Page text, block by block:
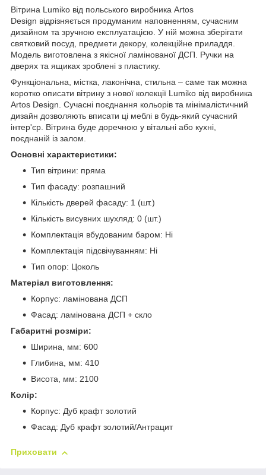
Вітрина Lumiko від польського виробника Artos
Design відрізняється продуманим наповненням, сучасним
дизайном та зручною експлуатацією. У ній можна зберігати
святковий посуд, предмети декору, колекційне приладдя.
Модель виготовлена з якісної ламінованої ДСП. Ручки на
дверях та ящиках зроблені з пластику.
Функціональна, містка, лаконічна, стильна – саме так можна
коротко описати вітрину з нової колекції Lumiko від виробника
Artos Design. Сучасні поєднання кольорів та мінімалістичний
дизайн дозволяють вписати ці меблі в будь-який сучасний
інтер'єр. Вітрина буде доречною у вітальні або кухні,
поєднаній із залом.
Основні характеристики:
Тип вітрини: пряма
Тип фасаду: розпашний
Кількість дверей фасаду: 1 (шт.)
Кількість висувних шухляд: 0 (шт.)
Комплектація вбудованим баром: Ні
Комплектація підсвічуванням: Ні
Тип опор: Цоколь
Матеріал виготовлення:
Корпус: ламінована ДСП
Фасад: ламінована ДСП + скло
Габаритні розміри:
Ширина, мм: 600
Глибина, мм: 410
Висота, мм: 2100
Колір:
Корпус: Дуб крафт золотий
Фасад: Дуб крафт золотий/Антрацит
Приховати